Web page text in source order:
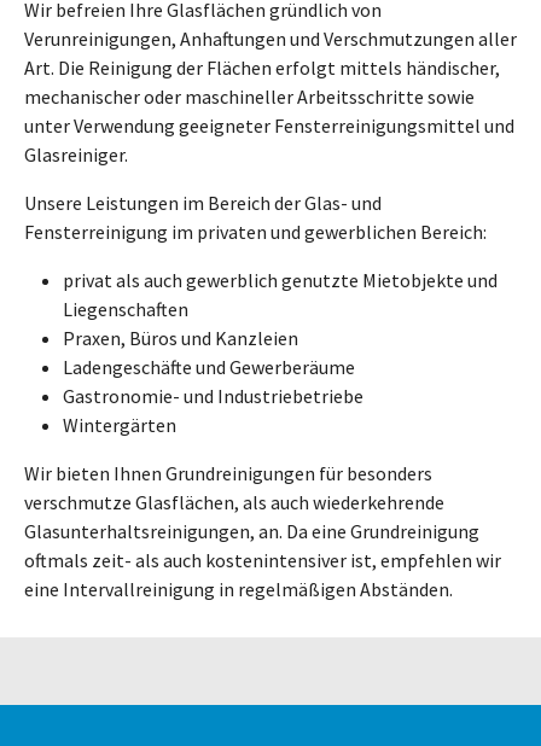
Wir befreien Ihre Glasflächen gründlich von
Verunreinigungen, Anhaftungen und Verschmutzungen aller
Art. Die Reinigung der Flächen erfolgt mittels händischer,
mechanischer oder maschineller Arbeitsschritte sowie
unter Verwendung geeigneter Fensterreinigungsmittel und
Glasreiniger.
Unsere Leistungen im Bereich der Glas- und
Fensterreinigung im privaten und gewerblichen Bereich:
privat als auch gewerblich genutzte Mietobjekte und
Liegenschaften
Praxen, Büros und Kanzleien
Ladengeschäfte und Gewerberäume
Gastronomie- und Industriebetriebe
Wintergärten
Wir bieten Ihnen Grundreinigungen für besonders
verschmutze Glasflächen, als auch wiederkehrende
Glasunterhaltsreinigungen, an. Da eine Grundreinigung
oftmals zeit- als auch kostenintensiver ist, empfehlen wir
eine Intervallreinigung in regelmäßigen Abständen.